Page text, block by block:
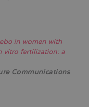
in women with
vitro fertilization: a
Communications